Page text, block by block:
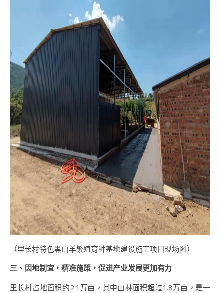
（里长村特色黑山羊繁殖育种基地建设施工项目现场图）
三、因地制宜，精准施策，促进产业发展更加有力
里长村占地面积约2.1万亩，其中山林面积超过1.8万亩，是一